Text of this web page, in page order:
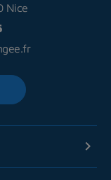
Nice
